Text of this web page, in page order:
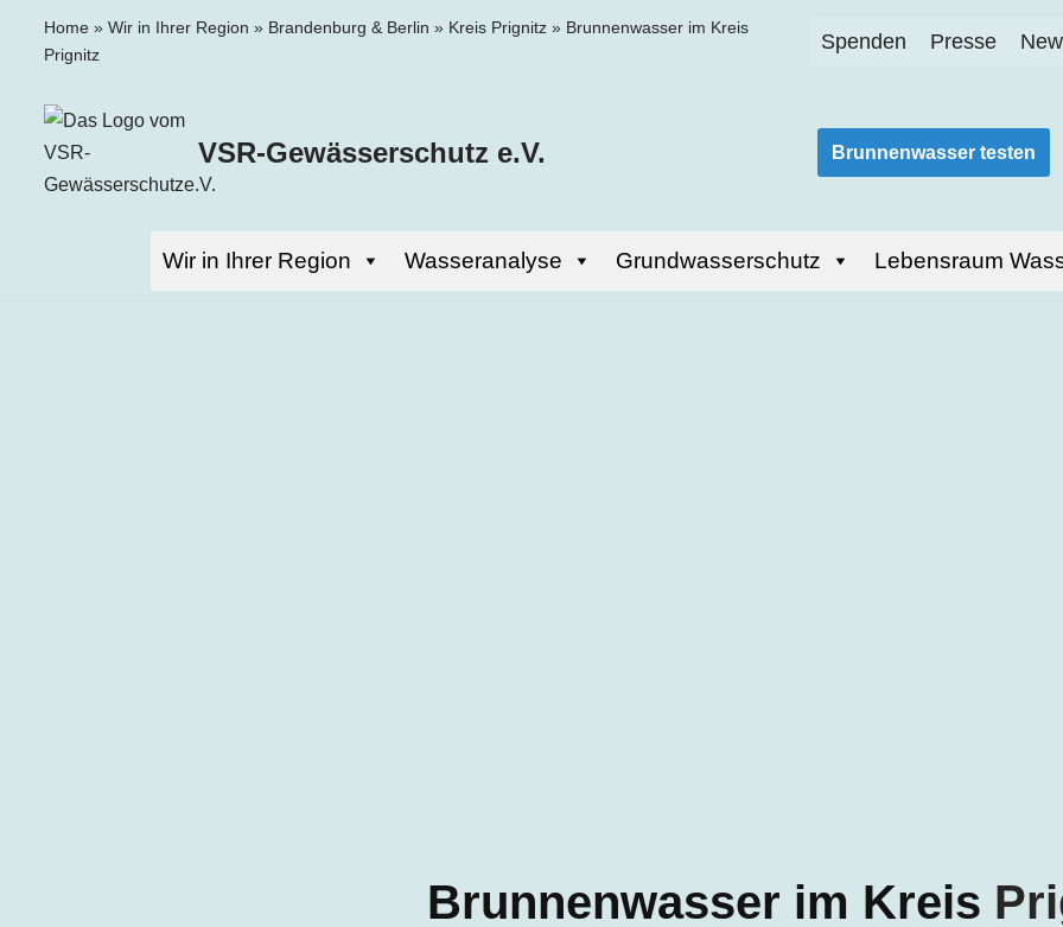
Zum
springen
Home » Wir in Ihrer Region » Brandenburg & Berlin » Kreis Prignitz » Brunnenwasser im Kreis
Prignitz
Spenden Presse
VSR-Gewässerschutz e.V. Brunnenwasser testen
Wir in Ihrer Region Wasseranalyse Grundwasserschutz Lebensraum
Brunnenwasser im Kreis